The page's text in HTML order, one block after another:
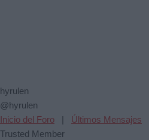
hyrulen
@hyrulen
Inicio del Foro | Últimos Mensajes
Trusted Member